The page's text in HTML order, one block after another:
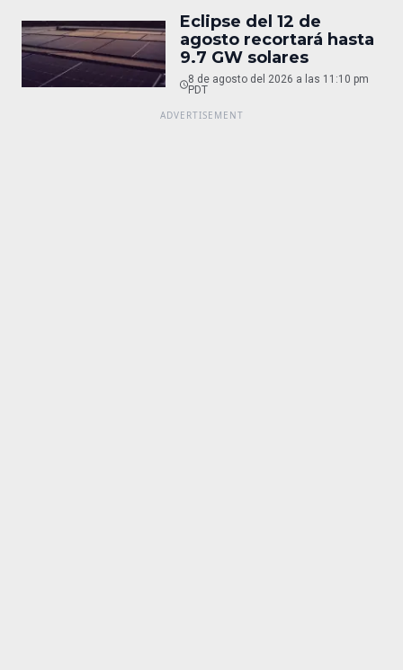
Eclipse del 12 de
agosto recortará hasta
9.7 GW solares
8 de agosto del 2026 a las 11:10 pm
PDT